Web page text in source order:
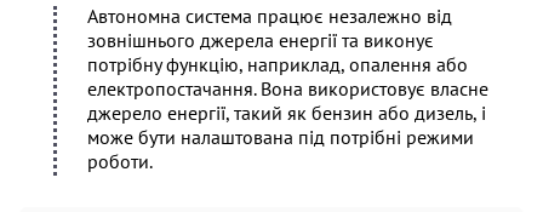
Автономна система працює незалежно від
зовнішнього джерела енергії та виконує
потрібну функцію, наприклад, опалення або
електропостачання. Вона використовує власне
джерело енергії, такий як бензин або дизель, і
може бути налаштована під потрібні режими
роботи.